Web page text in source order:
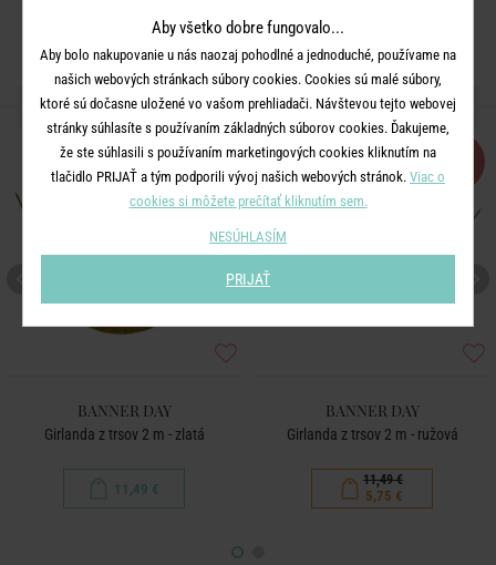
ĎALŠIE PRODUKTY ZO SÉRIE
BANNER DAY
Girlanda z trsov 2 m - zlatá
11,49 €
BANNER DAY
Girlanda z trsov 2 m - ružová
11,49 €
5,75 €
Aby všetko dobre fungovalo...
Aby bolo nakupovanie u nás naozaj pohodlné a jednoduché, používame na
našich webových stránkach súbory cookies. Cookies sú malé súbory,
ktoré sú dočasne uložené vo vašom prehliadači. Návštevou tejto webovej
stránky súhlasíte s používaním základných súborov cookies. Ďakujeme,
že ste súhlasili s používaním marketingových cookies kliknutím na
tlačidlo PRIJAŤ a tým podporili vývoj našich webových stránok. Viac o
cookies si môžete prečítať kliknutím sem.
NESÚHLASÍM
PRIJAŤ